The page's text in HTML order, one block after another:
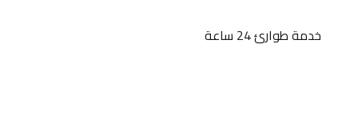
خدمة طوارئ 24 ساعة